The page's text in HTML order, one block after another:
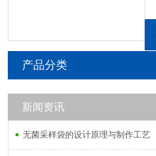
膜
产品分类
新闻资讯
无菌采样袋的设计原理与制作工艺